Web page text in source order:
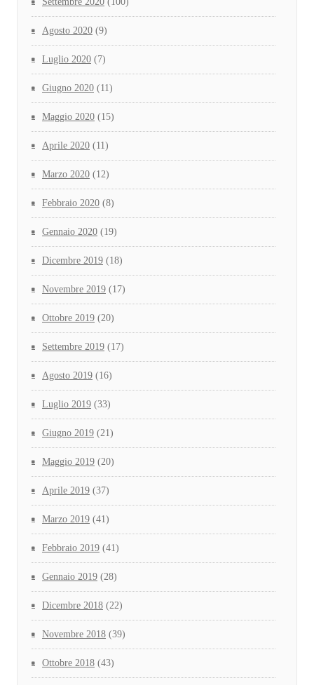
Agosto 2020 (9)
Luglio 2020 (7)
Giugno 2020 (11)
Maggio 2020 (15)
Aprile 2020 (11)
Marzo 2020 (12)
Febbraio 2020 (8)
Gennaio 2020 (19)
Dicembre 2019 (18)
Novembre 2019 (17)
Ottobre 2019 (20)
Settembre 2019 (17)
Agosto 2019 (16)
Luglio 2019 (33)
Giugno 2019 (21)
Maggio 2019 (20)
Aprile 2019 (37)
Marzo 2019 (41)
Febbraio 2019 (41)
Gennaio 2019 (28)
Dicembre 2018 (22)
Novembre 2018 (39)
Ottobre 2018 (43)